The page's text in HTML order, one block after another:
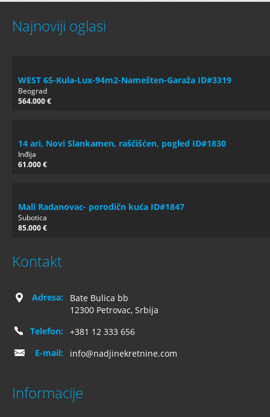
Najnoviji oglasi
WEST 65-Kula-Lux-94m2-Namešten-Garaža ID#3319
Beograd
564.000 €
14 ari, Novi Slankamen, raščišćen, pogled ID#1830
Inđija
61.000 €
Mali Radanovac- porodičn kuća ID#1847
Subotica
85.000 €
Kontakt
Adresa:
Bate Bulica bb
12300 Petrovac, Srbija
Telefon:
+381 12 333 656
E-mail:
info@nadjinekretnine.com
Informacije